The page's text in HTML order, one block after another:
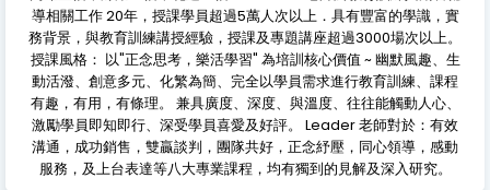
導相關工作 20年，授課學員超過5萬人次以上．具有豐富的學識，實
務背景，與教育訓練講授經驗，授課及專題講座超過3000場次以上。
授課風格： 以"正念思考，樂活學習" 為培訓核心價值 ~ 幽默風趣、生
動活潑、創意多元、化繁為簡、完全以學員需求進行教育訓練、課程
有趣，有用，有條理。 兼具廣度、深度、與溫度、往往能觸動人心、
激勵學員即知即行、深受學員喜愛及好評。 Leader 老師對於：有效
溝通，成功銷售，雙贏談判，團隊共好，正念紓壓，同心領導，感動
服務，及上台表達等八大專業課程，均有獨到的見解及深入研究。